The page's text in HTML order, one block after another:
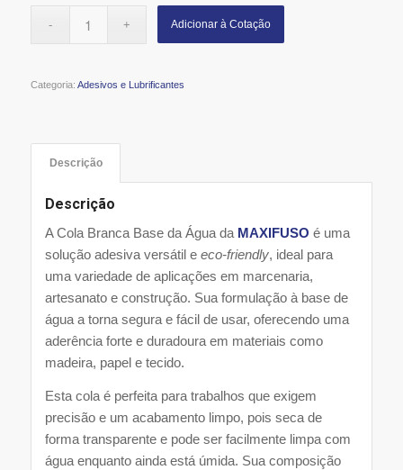
Adicionar à Cotação
Categoria: Adesivos e Lubrificantes
Descrição
Descrição
A Cola Branca Base da Água da MAXIFUSO é uma
solução adesiva versátil e eco-friendly, ideal para
uma variedade de aplicações em marcenaria,
artesanato e construção. Sua formulação à base de
água a torna segura e fácil de usar, oferecendo uma
aderência forte e duradoura em materiais como
madeira, papel e tecido.
Esta cola é perfeita para trabalhos que exigem
precisão e um acabamento limpo, pois seca de
forma transparente e pode ser facilmente limpa com
água enquanto ainda está úmida. Sua composição